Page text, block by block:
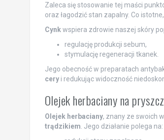
Zaleca się stosowanie tej maści
oraz łagodzić stan zapalny. Co
Cynkwspiera zdrowie naszej skóry
regulację produkcji sebum,
stymulację regeneracji tkanek.
Jego obecność w preparatach
ceryi redukując widoczność
Olejek herbaciany na
Olejek herbaciany, znany ze swoich
trądzikiem . Jego działanie polega na: